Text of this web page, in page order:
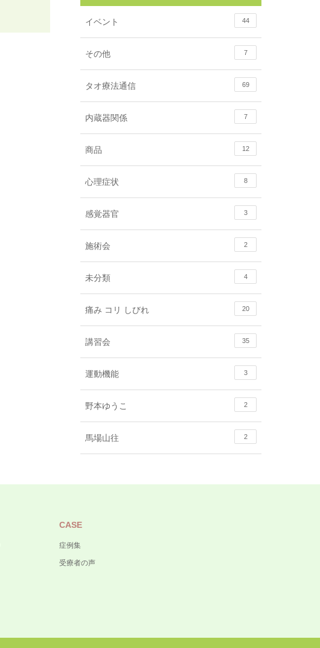
イベント 44
その他 7
タオ療法通信 69
内蔵器関係 7
商品 12
心理症状 8
感覚器官 3
施術会 2
未分類 4
痛み コリ しびれ 20
講習会 35
運動機能 3
野本ゆうこ 2
馬場山往 2
CASE
症例集
受療者の声